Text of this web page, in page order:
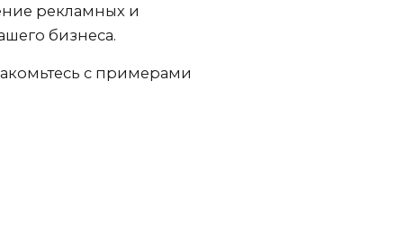
рекламных и
бизнеса.
с примерами